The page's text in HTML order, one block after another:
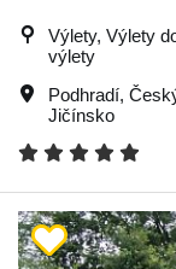
Výlety, Výlety
výlety
Podhradí,
Jičínsko